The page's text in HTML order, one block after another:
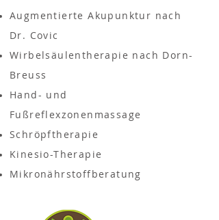
Augmentierte Akupunktur nach
Dr. Covic
Wirbelsäulentherapie nach Dorn-
Breuss
Hand- und
Fußreflexzonenmassage
Schröpftherapie
Kinesio-Therapie
Mikronährstoffberatung